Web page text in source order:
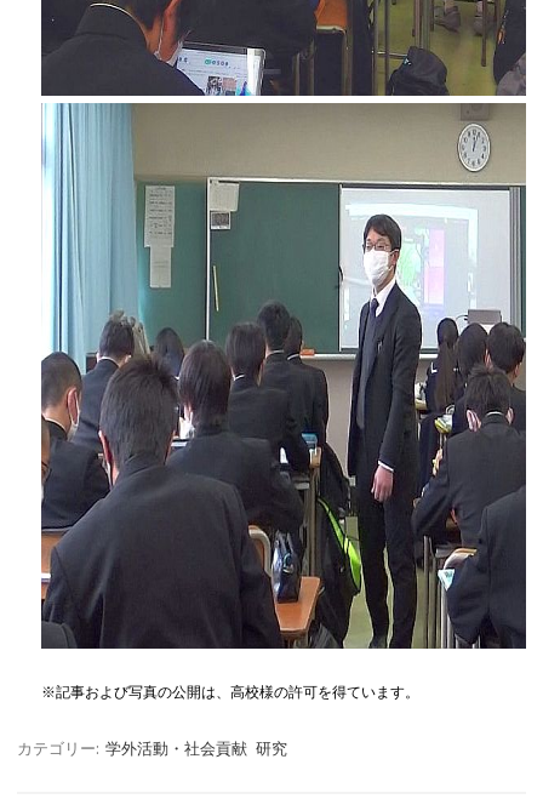
※記事および写真の公開は、高校様の許可を得ています。
カテゴリー: 学外活動・社会貢献 研究